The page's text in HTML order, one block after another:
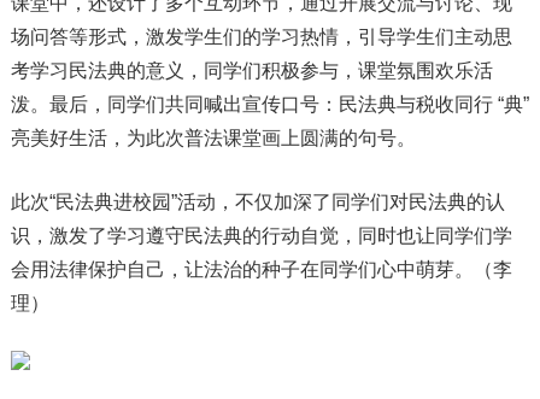
场问答等形式，激发学生们的学习热情，引导学生们主动思
考学习民法典的意义，同学们积极参与，课堂氛围欢乐活
泼。最后，同学们共同喊出宣传口号：民法典与税收同行 “典”
亮美好生活，为此次普法课堂画上圆满的句号。
此次“民法典进校园”活动，不仅加深了同学们对民法典的认
识，激发了学习遵守民法典的行动自觉，同时也让同学们学
会用法律保护自己，让法治的种子在同学们心中萌芽。（李
理）